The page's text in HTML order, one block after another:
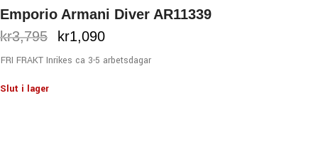
Emporio Armani Diver AR11339
kr3,795 kr1,090
FRI FRAKT Inrikes ca 3-5 arbetsdagar
Slut i lager